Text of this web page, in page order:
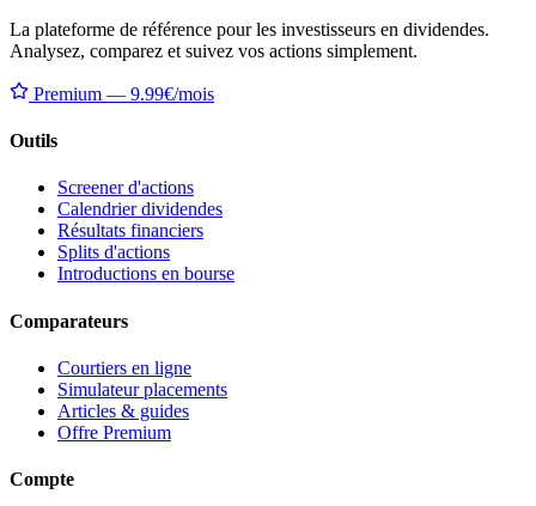
La plateforme de référence pour les investisseurs en dividendes.
Analysez, comparez et suivez vos actions simplement.
Premium — 9.99€/mois
Outils
Screener d'actions
Calendrier dividendes
Résultats financiers
Splits d'actions
Introductions en bourse
Comparateurs
Courtiers en ligne
Simulateur placements
Articles & guides
Offre Premium
Compte